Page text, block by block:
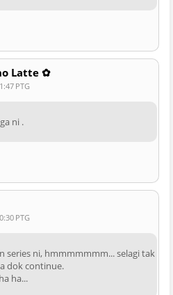
Latte ✿
PTG
ni .
PTG
series ni, hmmmmmmm... selagi tak
dok continue.
ha...